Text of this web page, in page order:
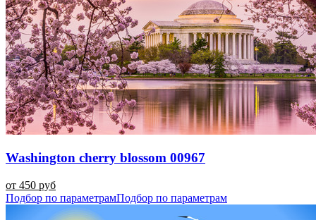
Washington cherry blossom 00967
от 450 руб
Подбор по параметрамПодбор по параметрам